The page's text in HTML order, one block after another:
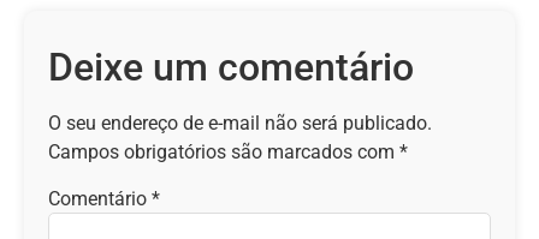
Deixe um comentário
O seu endereço de e-mail não será publicado.
Campos obrigatórios são marcados com *
Comentário *